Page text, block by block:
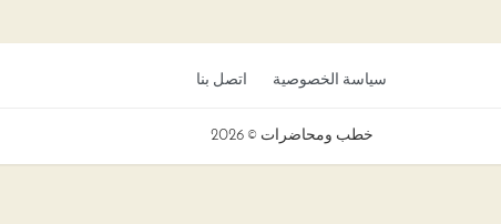
سياسة الخصوصية اتصل بنا
خطب ومحاضرات © 2026